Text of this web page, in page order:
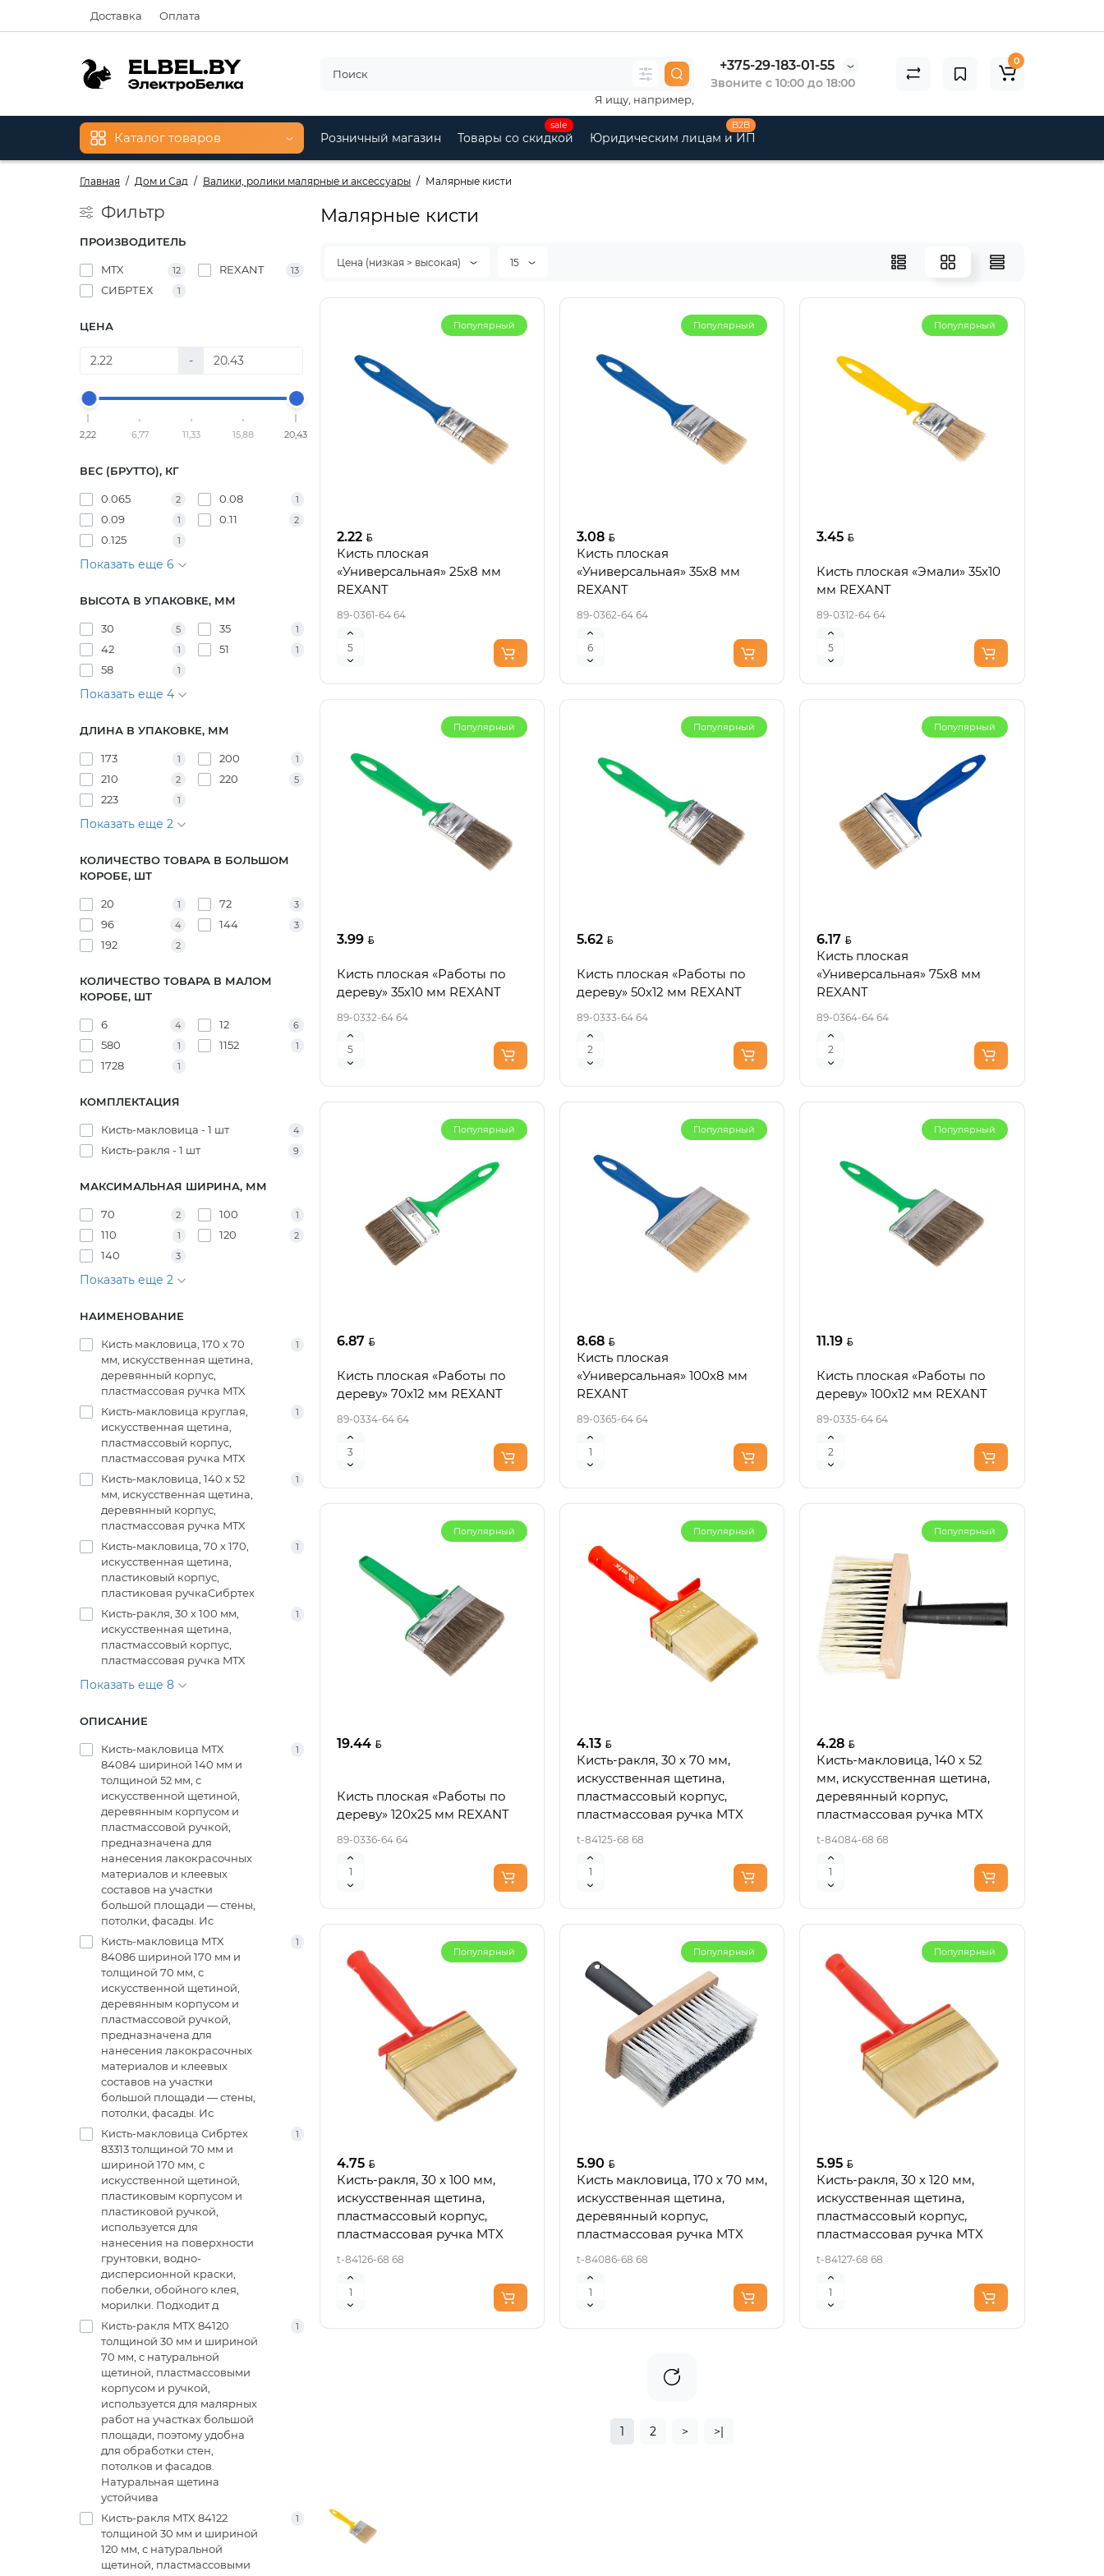
Доставка Оплата
+375-29-183-01-55
Звоните с 10:00 до 18:00
Я ищу, например,
0
Каталог товаров Розничный магазин
sale
Товары со скидкой
B2B
Юридическим лицам и ИП
Главная Дом и Сад Валики, ролики малярные и аксессуары Малярные кисти
Фильтр
ПРОИЗВОДИТЕЛЬ
MTX 12 REXANT 13
СИБРТЕХ 1
ЦЕНА
-
2,22 6,77 11,33 15,88 20,43
ВЕС (БРУТТО), КГ
0.065 2 0.08 1
0.09 1 0.11 2
0.125 1
Показать еще 6
ВЫСОТА В УПАКОВКЕ, ММ
30 5 35 1
42 1 51 1
58 1
Показать еще 4
ДЛИНА В УПАКОВКЕ, ММ
173 1 200 1
210 2 220 5
223 1
Показать еще 2
КОЛИЧЕСТВО ТОВАРА В БОЛЬШОМ
КОРОБЕ, ШТ
20 1 72 3
96 4 144 3
192 2
КОЛИЧЕСТВО ТОВАРА В МАЛОМ
КОРОБЕ, ШТ
6 4 12 6
580 1 1152 1
1728 1
КОМПЛЕКТАЦИЯ
Кисть-макловица - 1 шт 4
Кисть-ракля - 1 шт 9
МАКСИМАЛЬНАЯ ШИРИНА, ММ
70 2 100 1
110 1 120 2
140 3
Показать еще 2
НАИМЕНОВАНИЕ
Кисть макловица, 170 х 70
мм, искусственная щетина,
деревянный корпус,
пластмассовая ручка MTX
1
Кисть-макловица круглая,
искусственная щетина,
пластмассовый корпус,
пластмассовая ручка MTX
1
Кисть-макловица, 140 х 52
мм, искусственная щетина,
деревянный корпус,
пластмассовая ручка MTX
1
Кисть-макловица, 70 x 170,
искусственная щетина,
пластиковый корпус,
пластиковая ручкаСибртех
1
Кисть-ракля, 30 х 100 мм,
искусственная щетина,
пластмассовый корпус,
пластмассовая ручка MTX
1
Показать еще 8
ОПИСАНИЕ
Кисть-макловица MTX
84084 шириной 140 мм и
толщиной 52 мм, с
искусственной щетиной,
деревянным корпусом и
пластмассовой ручкой,
предназначена для
нанесения лакокрасочных
материалов и клеевых
составов на участки
большой площади — стены,
потолки, фасады. Ис
1
Кисть-макловица MTX
84086 шириной 170 мм и
толщиной 70 мм, с
искусственной щетиной,
деревянным корпусом и
пластмассовой ручкой,
предназначена для
нанесения лакокрасочных
материалов и клеевых
составов на участки
большой площади — стены,
потолки, фасады. Ис
1
Кисть-макловица Сибртех
83313 толщиной 70 мм и
шириной 170 мм, с
искусственной щетиной,
пластиковым корпусом и
пластиковой ручкой,
используется для
нанесения на поверхности
грунтовки, водно-
дисперсионной краски,
побелки, обойного клея,
морилки. Подходит д
1
Кисть-ракля MTX 84120
толщиной 30 мм и шириной
70 мм, с натуральной
щетиной, пластмассовыми
корпусом и ручкой,
используется для малярных
работ на участках большой
площади, поэтому удобна
для обработки стен,
потолков и фасадов.
Натуральная щетина
устойчива
1
Кисть-ракля MTX 84122
толщиной 30 мм и шириной
120 мм, с натуральной
щетиной, пластмассовыми
1
Малярные кисти
Цена (низкая > высокая) 15
Популярный
2.22
Кисть плоская
«Универсальная» 25х8 мм
REXANT
89-0361-64 64
Популярный
3.08
Кисть плоская
«Универсальная» 35х8 мм
REXANT
89-0362-64 64
Популярный
3.45
Кисть плоская «Эмали» 35х10
мм REXANT
89-0312-64 64
Популярный
3.99
Кисть плоская «Работы по
дереву» 35х10 мм REXANT
89-0332-64 64
Популярный
5.62
Кисть плоская «Работы по
дереву» 50х12 мм REXANT
89-0333-64 64
Популярный
6.17
Кисть плоская
«Универсальная» 75х8 мм
REXANT
89-0364-64 64
Популярный
6.87
Кисть плоская «Работы по
дереву» 70х12 мм REXANT
89-0334-64 64
Популярный
8.68
Кисть плоская
«Универсальная» 100х8 мм
REXANT
89-0365-64 64
Популярный
11.19
Кисть плоская «Работы по
дереву» 100х12 мм REXANT
89-0335-64 64
Популярный
19.44
Кисть плоская «Работы по
дереву» 120х25 мм REXANT
89-0336-64 64
Популярный
4.13
Кисть-ракля, 30 х 70 мм,
искусственная щетина,
пластмассовый корпус,
пластмассовая ручка MTX
t-84125-68 68
Популярный
4.28
Кисть-макловица, 140 х 52
мм, искусственная щетина,
деревянный корпус,
пластмассовая ручка MTX
t-84084-68 68
Популярный
4.75
Кисть-ракля, 30 х 100 мм,
искусственная щетина,
пластмассовый корпус,
пластмассовая ручка MTX
t-84126-68 68
Популярный
5.90
Кисть макловица, 170 х 70 мм,
искусственная щетина,
деревянный корпус,
пластмассовая ручка MTX
t-84086-68 68
Популярный
5.95
Кисть-ракля, 30 х 120 мм,
искусственная щетина,
пластмассовый корпус,
пластмассовая ручка MTX
t-84127-68 68
1 2 > >|